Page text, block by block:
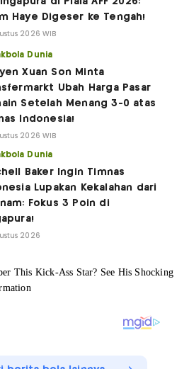
Haye Digeser ke Tengah!
2026 WIB
Dunia
Xuan Son Minta
Ubah Harga Pasar
Setelah Menang 3-0 atas
Indonesia!
2026 WIB
Dunia
Baker Ingin Timnas
Lupakan Kekalahan dari
Fokus 3 Poin di
2026